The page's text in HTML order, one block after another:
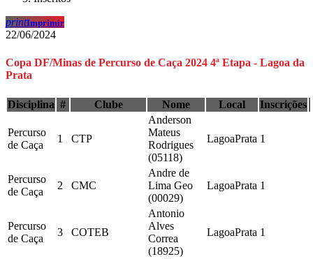
printImprimir
22/06/2024
Copa DF/Minas de Percurso de Caça 2024 4ª Etapa - Lagoa da
Prata
Disciplina # Clube Nome Local Inscrições
Percurso
de Caça
1 CTP
Anderson
Mateus
Rodrigues
(05118)
LagoaPrata 1
Percurso
de Caça
2 CMC
Andre de
Lima Geo
(00029)
LagoaPrata 1
Percurso
de Caça
3 COTEB
Antonio
Alves
Correa
(18925)
LagoaPrata 1